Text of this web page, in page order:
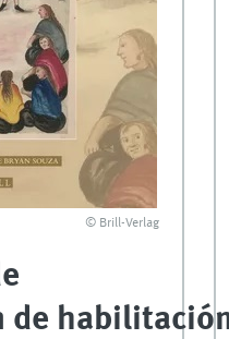
© Brill-Verlag
de